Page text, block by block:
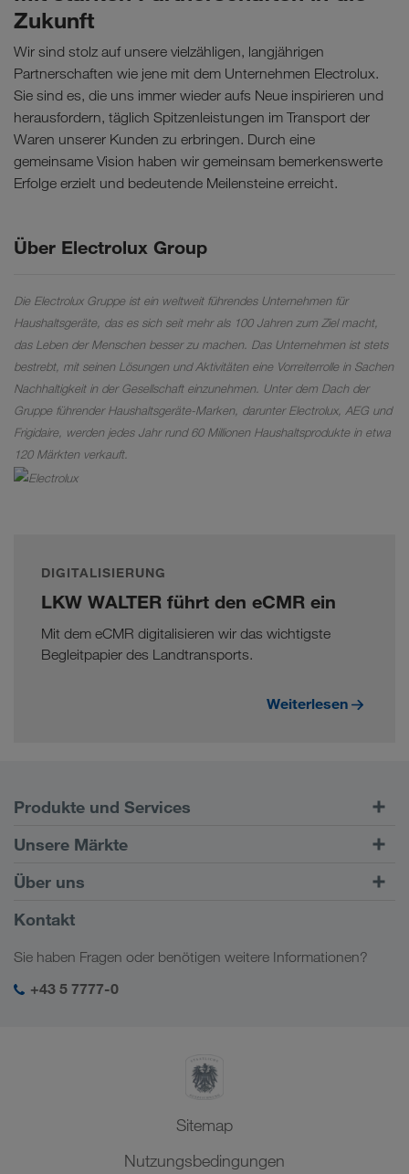
Zukunft
Wir sind stolz auf unsere vielzähligen, langjährigen
Partnerschaften wie jene mit dem Unternehmen Electrolux.
Sie sind es, die uns immer wieder aufs Neue inspirieren und
herausfordern, täglich Spitzenleistungen im Transport der
Waren unserer Kunden zu erbringen. Durch eine
gemeinsame Vision haben wir gemeinsam bemerkenswerte
Erfolge erzielt und bedeutende Meilensteine erreicht.
Über Electrolux Group
Die Electrolux Gruppe ist ein weltweit führendes Unternehmen für
Haushaltsgeräte, das es sich seit mehr als 100 Jahren zum Ziel macht,
das Leben der Menschen besser zu machen. Das Unternehmen ist stets
bestrebt, mit seinen Lösungen und Aktivitäten eine Vorreiterrolle in Sachen
Nachhaltigkeit in der Gesellschaft einzunehmen. Unter dem Dach der
Gruppe führender Haushaltsgeräte-Marken, darunter Electrolux, AEG und
Frigidaire, werden jedes Jahr rund 60 Millionen Haushaltsprodukte in etwa
120 Märkten verkauft.
DIGITALISIERUNG
LKW WALTER führt den eCMR ein
Mit dem eCMR digitalisieren wir das wichtigste
Begleitpapier des Landtransports.
Weiterlesen
Produkte und Services
Straßentransporte
Kundenportal CONNECT
Digitale Lösungen
Branchenlösungen
Unsere Märkte
Europa
Kaukasus
Zentralasien
Naher Osten
Über uns
Firmeninformation
Soziale Verantwortung
SHEQ-Management
Kontakt
Sie haben Fragen oder benötigen weitere Informationen?
+43 5 7777-0
Sitemap
Nutzungsbedingungen